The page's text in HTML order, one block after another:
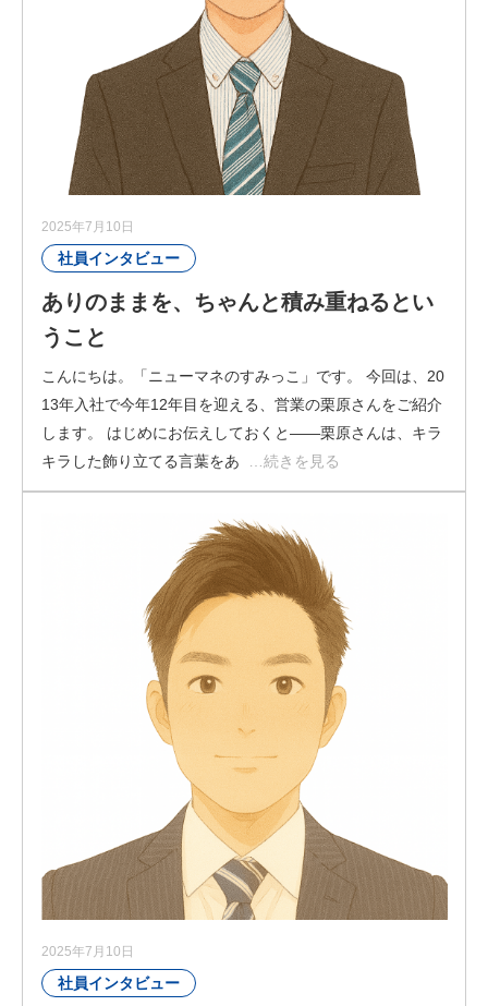
2025年7月10日
社員インタビュー
ありのままを、ちゃんと積み重ねるとい
うこと
こんにちは。「ニューマネのすみっこ」です。 今回は、20
13年入社で今年12年目を迎える、営業の栗原さんをご紹介
します。 はじめにお伝えしておくと――栗原さんは、キラ
キラした飾り立てる言葉をあ
…続きを見る
2025年7月10日
社員インタビュー